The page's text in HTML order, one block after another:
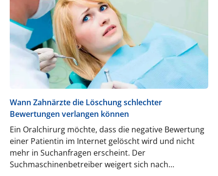
Wann Zahnärzte die Löschung schlechter
Bewertungen verlangen können
Ein Oralchirurg möchte, dass die negative Bewertung
einer Patientin im Internet gelöscht wird und nicht
mehr in Suchanfragen erscheint. Der
Suchmaschinenbetreiber weigert sich nach